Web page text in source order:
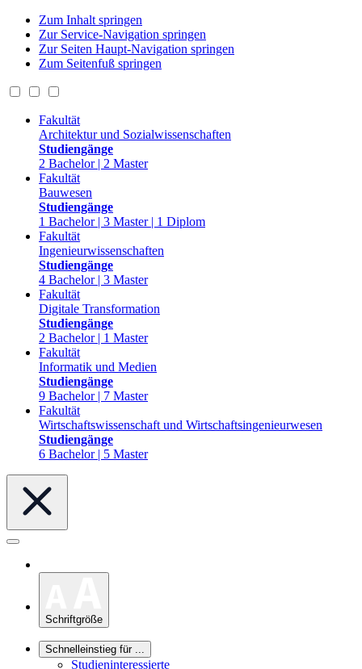
Zum Inhalt springen
Zur Service-Navigation springen
Zur Seiten Haupt-Navigation springen
Zum Seitenfuß springen
Fakultät
Architektur und Sozialwissenschaften
Studiengänge
2 Bachelor | 2 Master
Fakultät
Bauwesen
Studiengänge
1 Bachelor | 3 Master | 1 Diplom
Fakultät
Ingenieurwissenschaften
Studiengänge
4 Bachelor | 3 Master
Fakultät
Digitale Transformation
Studiengänge
2 Bachelor | 1 Master
Fakultät
Informatik und Medien
Studiengänge
9 Bachelor | 7 Master
Fakultät
Wirtschaftswissenschaft und Wirtschaftsingenieurwesen
Studiengänge
6 Bachelor | 5 Master
Schriftgröße
Schnelleinstieg für ...
Studieninteressierte